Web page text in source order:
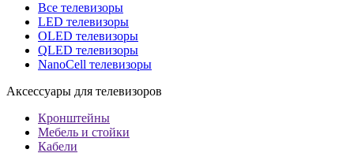
Все телевизоры
LED телевизоры
OLED телевизоры
QLED телевизоры
NanoCell телевизоры
Аксессуары для телевизоров
Кронштейны
Мебель и стойки
Кабели